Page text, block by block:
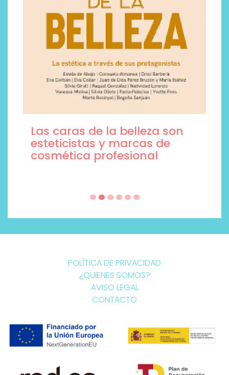
Las caras de la belleza son
esteticistas y marcas de
cosmética profesional
POLÍTICA DE PRIVACIDAD
¿QUIENES SOMOS?
AVISO LEGAL
CONTACTO